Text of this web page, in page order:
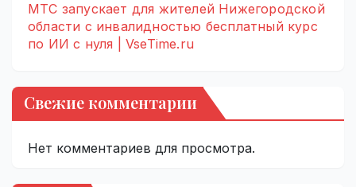
МТС запускает для жителей Нижегородской
области с инвалидностью бесплатный курс
по ИИ с нуля | VseTime.ru
Свежие комментарии
Нет комментариев для просмотра.